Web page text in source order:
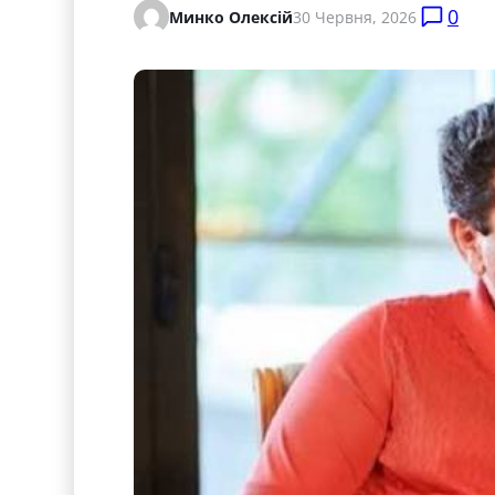
Минко Олексій30 Червня, 2026 0